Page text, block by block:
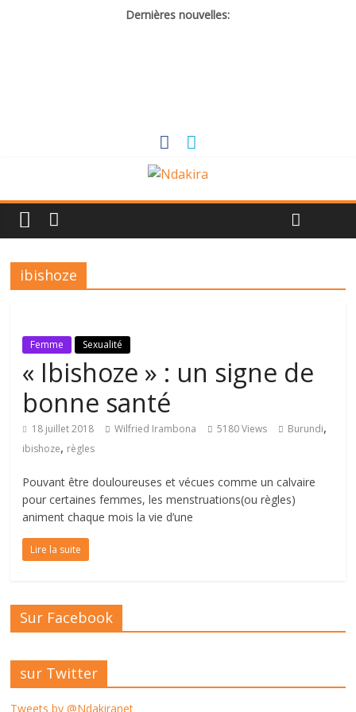
Dernières nouvelles:
ibishoze
Femme Sexualité
« Ibishoze » : un signe de
bonne santé
18 juillet 2018 Wilfried Irambona 5180 Views Burundi,
ibishoze, règles
Pouvant être douloureuses et vécues comme un calvaire
pour certaines femmes, les menstruations(ou règles)
animent chaque mois la vie d’une
Lire la suite
Sur Facebook
sur Twitter
Tweets by @Ndakiranet